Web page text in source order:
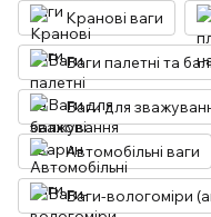
Кранові ваги
Ваги палетні та
Ваги для
Автомобільні ваги
Ваги-вологоміри